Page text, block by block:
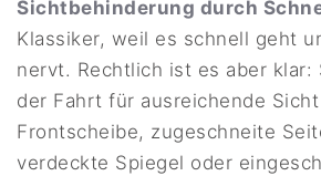
Sichtbehinderung durch
Klassiker, weil es schnell geht
nervt. Rechtlich ist es aber klar:
der Fahrt für ausreichende
Frontscheibe, zugeschneite
verdeckte Spiegel oder